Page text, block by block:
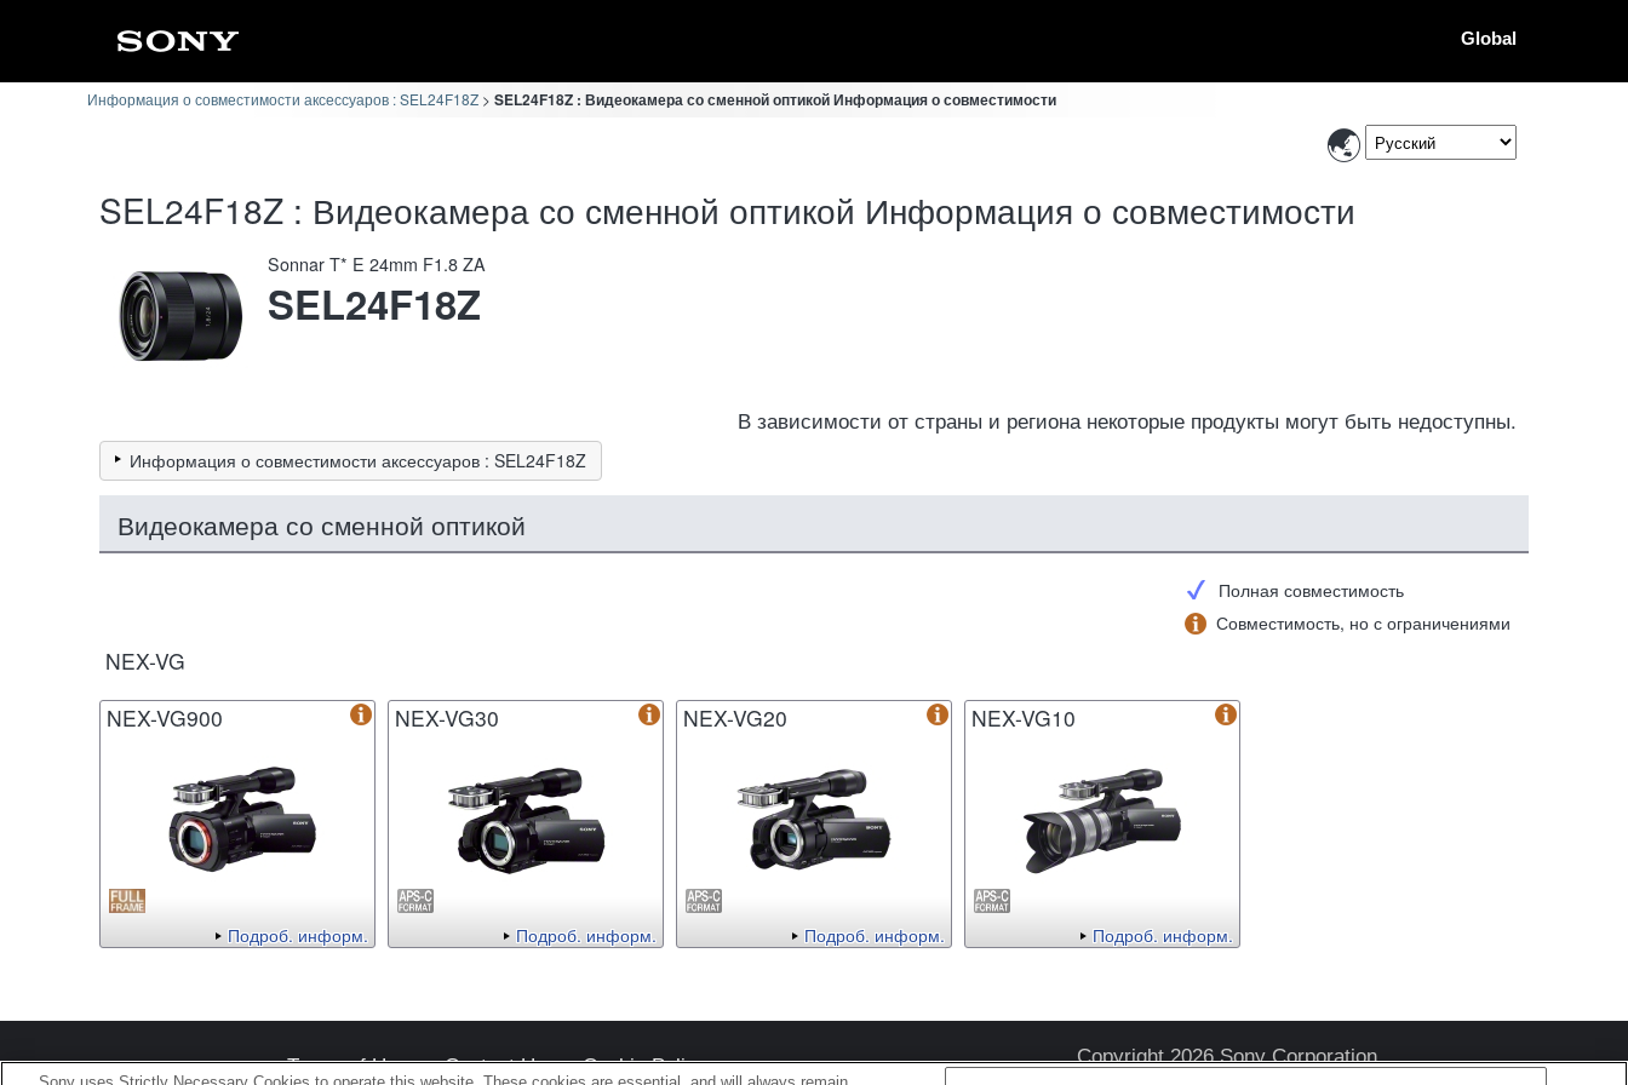
Global
Информация о совместимости аксессуаров : SEL24F18Z SEL24F18Z : Видеокамера со сменной оптикой Информация о совместимости
SEL24F18Z : Видеокамера со сменной оптикой Информация о совместимости
Sonnar T* E 24mm F1.8 ZA
SEL24F18Z
В зависимости от страны и региона некоторые продукты могут быть недоступны.
Информация о совместимости аксессуаров : SEL24F18Z
Видеокамера со сменной оптикой
Полная совместимость
Совместимость, но с ограничениями
NEX-VG
NEX-VG900
Подроб. информ.
NEX-VG30
Подроб. информ.
NEX-VG20
Подроб. информ.
NEX-VG10
Подроб. информ.
Terms of Use Contact Us Cookie Policy Copyright 2026 Sony Corporation